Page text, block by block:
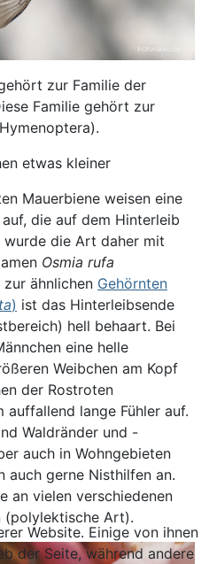
zur Familie der
Familie gehört zur
etwas kleiner
Mauerbiene weisen eine
die auf dem Hinterleib
wurde die Art daher mit
Osmia rufa
ähnlichen Gehörnten
) ist das Hinterleibsende
hell behaart. Bei
eine helle
Weibchen am Kopf
der Rostroten
auffallend lange Fühler auf.
Waldränder und -
auch in Wohngebieten
auch gerne Nisthilfen an.
an vielen verschiedenen
(polylektische Art).
Website. Einige von ihnen
der Seite, während andere